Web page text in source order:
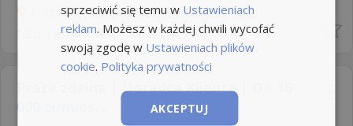
Katowice(możliwa praca zdalna)
12 dni temu zinfopraca.pl
Praca zdalna | Doradca Klienta | Do 16
000 zł/mies...
sprzeciwić się temu w Ustawieniach
reklam. Możesz w każdej chwili wycofać
swoją zgodę w Ustawieniach plików
cookie. Polityka prywatności
AKCEPTUJ